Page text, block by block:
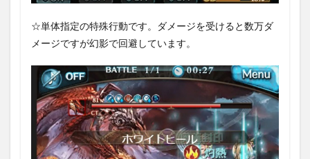
☆単体指定の特殊行動です。ダメージを受けると数万ダ
メージですが幻影で回避しています。